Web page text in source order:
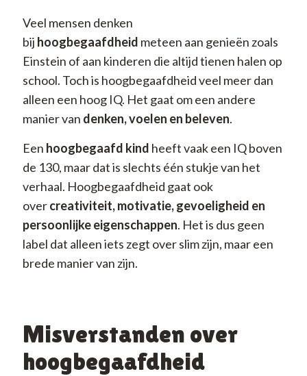
Veel mensen denken
bij hoogbegaafdheid meteen aan genieën zoals
Einstein of aan kinderen die altijd tienen halen op
school. Toch is hoogbegaafdheid veel meer dan
alleen een hoog IQ. Het gaat om een andere
manier van denken, voelen en beleven.
Een hoogbegaafd kind heeft vaak een IQ boven
de 130, maar dat is slechts één stukje van het
verhaal. Hoogbegaafdheid gaat ook
overcreativiteit, motivatie, gevoeligheid en
persoonlijke eigenschappen. Het is dus geen
label dat alleen iets zegt over slim zijn, maar een
brede manier van zijn.
Misverstanden over
hoogbegaafdheid